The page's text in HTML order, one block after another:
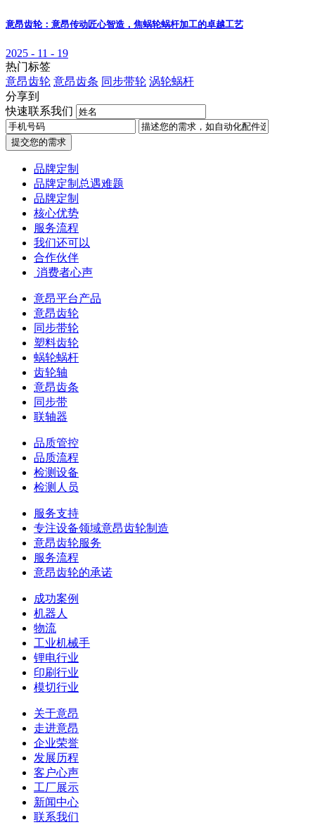
意昂齿轮：意昂传动匠心智造，焦蜗轮蜗杆加工的卓越工艺
2025 - 11 - 19
热门标签
意昂齿轮 意昂齿条 同步带轮 涡轮蜗杆
分享到
快速联系我们
提交您的需求
品牌定制
品牌定制总遇难题
品牌定制
核心优势
服务流程
我们还可以
合作伙伴
​ 消费者心声
意昂平台产品
意昂齿轮
同步带轮
塑料齿轮
蜗轮蜗杆
齿轮轴
意昂齿条
同步带
联轴器
品质管控
品质流程
检测设备
检测人员
服务支持
专注设备领域意昂齿轮制造
意昂齿轮服务
服务流程
意昂齿轮的承诺
成功案例
机器人
物流
工业机械手
锂电行业
印刷行业
模切行业
关于意昂
走进意昂
企业荣誉
发展历程
客户心声
工厂展示
新闻中心
联系我们